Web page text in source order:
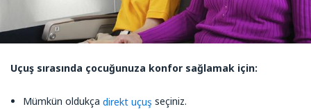
Uçuş sırasında çocuğunuza konfor sağlamak için:
Mümkün oldukça direkt uçuş seçiniz.